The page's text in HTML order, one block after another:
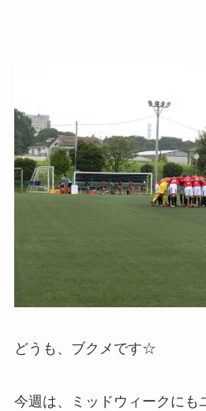
どうも、ブクメです☆
今週は、ミッドウィークにも